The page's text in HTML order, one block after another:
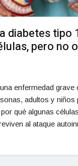
diabetes tipo
pero no
enfermedad grave
adultos y niños
qué algunas
al ataque